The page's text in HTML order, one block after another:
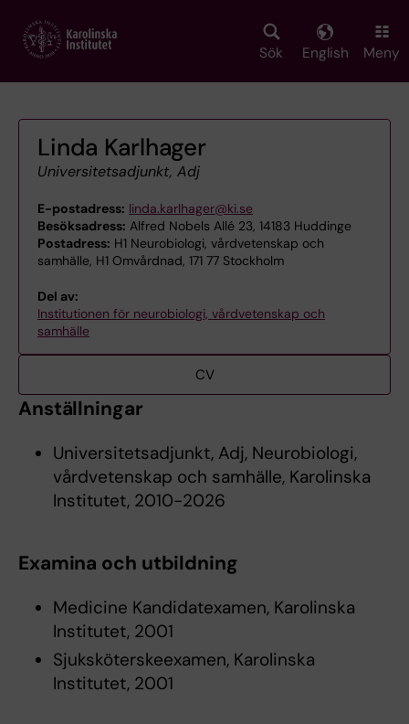
main
Sök English Meny
Linda Karlhager
Universitetsadjunkt, Adj
E-postadress: linda.karlhager@ki.se
Besöksadress: Alfred Nobels Allé 23, 14183 Huddinge
Postadress: H1 Neurobiologi, vårdvetenskap och
samhälle, H1 Omvårdnad, 171 77 Stockholm
Del av:
Institutionen för neurobiologi, vårdvetenskap och
samhälle
CV
Anställningar
Universitetsadjunkt, Adj, Neurobiologi,
vårdvetenskap och samhälle, Karolinska
Institutet, 2010-2026
Examina och utbildning
Medicine Kandidatexamen, Karolinska
Institutet, 2001
Sjuksköterskeexamen, Karolinska
Institutet, 2001